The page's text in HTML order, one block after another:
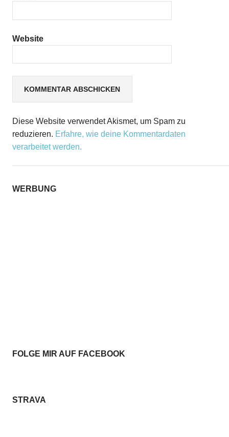
Website
Diese Website verwendet Akismet, um Spam zu
reduzieren. Erfahre, wie deine Kommentardaten
verarbeitet werden.
WERBUNG
FOLGE MIR AUF FACEBOOK
STRAVA